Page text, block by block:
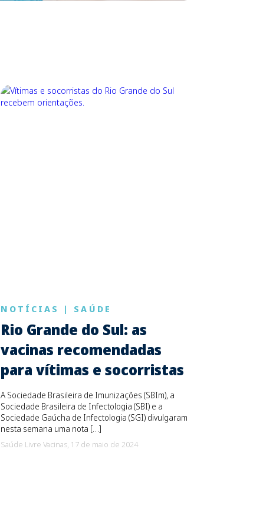
NOTÍCIAS | SAÚDE
Rio Grande do Sul: as
vacinas recomendadas
para vítimas e socorristas
A Sociedade Brasileira de Imunizações (SBIm), a
Sociedade Brasileira de Infectologia (SBI) e a
Sociedade Gaúcha de Infectologia (SGI) divulgaram
nesta semana uma nota […]
Saúde Livre Vacinas, 17 de maio de 2024